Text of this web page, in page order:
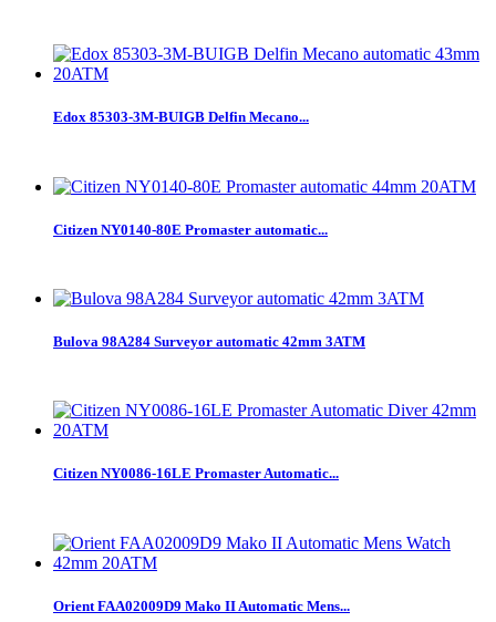
Edox 85303-3M-BUIGB Delfin Mecano...
Citizen NY0140-80E Promaster automatic...
Bulova 98A284 Surveyor automatic 42mm 3ATM
Citizen NY0086-16LE Promaster Automatic...
Orient FAA02009D9 Mako II Automatic Mens...